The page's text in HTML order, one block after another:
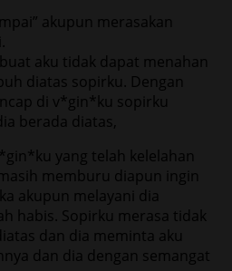
akupun merasakan
aku tidak dapat menahan
diatas sopirku. Dengan
di v*gin*ku sopirku
berada diatas,
yang telah kelelahan
memburu diapun ingin
akupun melayani dia
habis. Sopirku merasa tidak
dan dia meminta aku
dan dia dengan semangat